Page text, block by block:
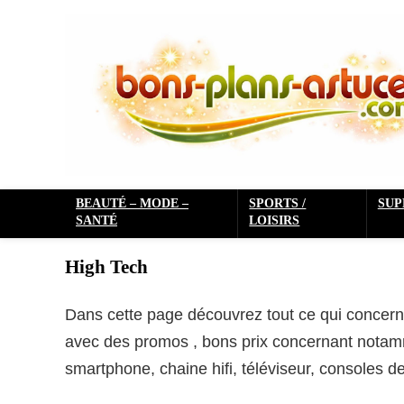
BEAUTÉ – MODE –
SANTÉ
SPORTS /
LOISIRS
High Tech
Dans cette page découvrez tout ce qui
avec des promos , bons prix concernant
smartphone, chaine hifi, téléviseur, consoles